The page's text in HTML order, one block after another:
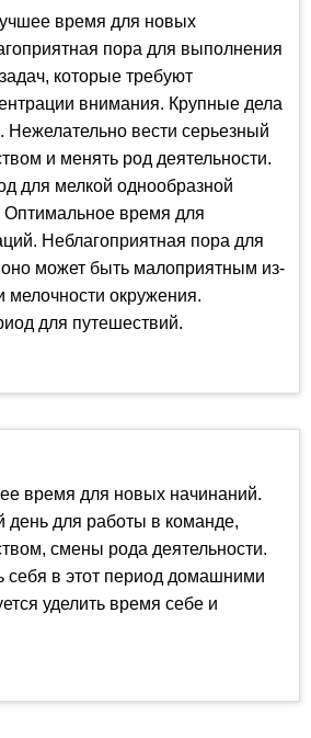
время для новых
пора для выполнения
которые требуют
внимания. Крупные дела
Нежелательно вести серьезный
и менять род деятельности.
для мелкой однообразной
время для
Неблагоприятная пора для
может быть малоприятным из-
мелочности окружения.
для путешествий.
время для новых начинаний.
день для работы в команде,
смены рода деятельности.
себя в этот период домашними
уделить время себе и